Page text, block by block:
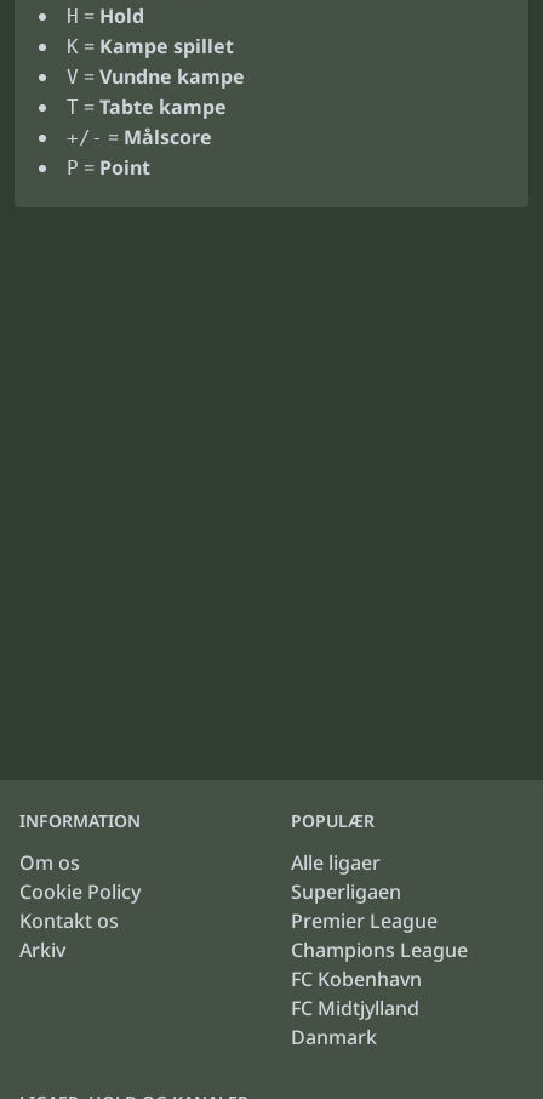
H = Hold
K = Kampe spillet
V =Vundne kampe
T =Tabte kampe
+/- = Målscore
P = Point
INFORMATION
Om os
Cookie Policy
Kontakt os
Arkiv
POPULÆR
Alle ligaer
Superligaen
Premier League
Champions League
FC Kobenhavn
FC Midtjylland
Danmark